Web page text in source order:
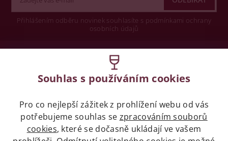
Přihlášením odběru novinek souhlasíte s podmínkami ochrany
osobních údajů
Legislativa
Zákaz prodeje alkoholických nápojů osobám
mladších 18 let.
Souhlas s používáním cookies
Pro co nejlepší zážitek z prohlížení webu od vás
potřebujeme souhlas se zpracováním souborů
cookies, které se dočasně ukládají ve vašem